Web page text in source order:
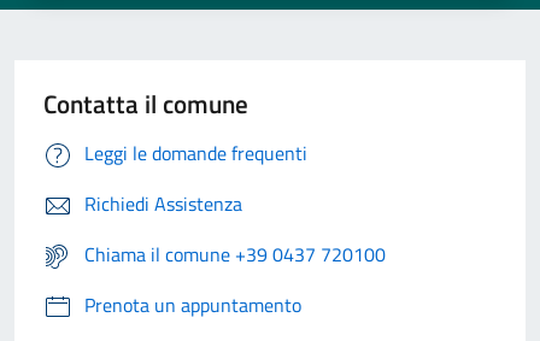
Contatta il comune
Leggi le domande frequenti
Richiedi Assistenza
Chiama il comune +39 0437 720100
Prenota un appuntamento